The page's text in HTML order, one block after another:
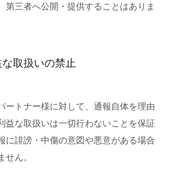
第三者へ公開・提供することはありま
取扱いの禁止
ートナー様に対して、通報自体を理由
益な取扱いは一切行わないことを保証
に誹謗・中傷の意図や悪意がある場合
ん。